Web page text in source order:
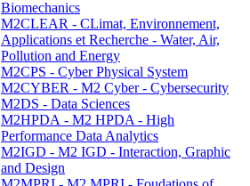
Biomechanics
M2CLEAR - CLimat, Environnement,
Applications et Recherche - Water, Air,
Pollution and Energy
M2CPS - Cyber Physical System
M2CYBER - M2 Cyber - Cybersecurity
M2DS - Data Sciences
M2HPDA - M2 HPDA - High
Performance Data Analytics
M2IGD - M2 IGD - Interaction, Graphic
and Design